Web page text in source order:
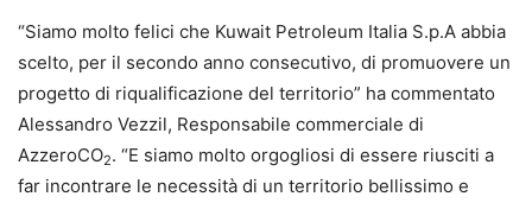
“Siamo molto felici che Kuwait Petroleum Italia S.p.A abbia
scelto, per il secondo anno consecutivo, di promuovere un
progetto di riqualificazione del territorio” ha commentato
Alessandro Vezzil, Responsabile commerciale di
AzzeroCO2. “E siamo molto orgogliosi di essere riusciti a
far incontrare le necessità di un territorio bellissimo e